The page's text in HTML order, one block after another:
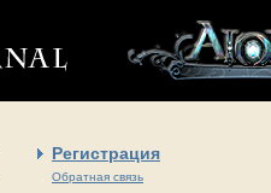
Регистрация
Обратная связь